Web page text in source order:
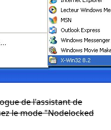
de l'assistant de
le mode "Nodelocked